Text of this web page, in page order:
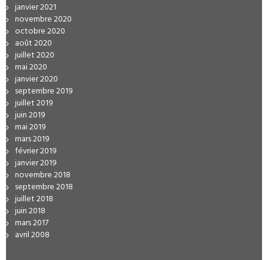
janvier 2021
novembre 2020
octobre 2020
août 2020
juillet 2020
mai 2020
janvier 2020
septembre 2019
juillet 2019
juin 2019
mai 2019
mars 2019
février 2019
janvier 2019
novembre 2018
septembre 2018
juillet 2018
juin 2018
mars 2017
avril 2008